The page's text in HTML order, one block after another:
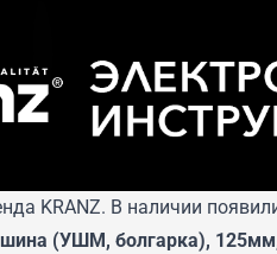
KRANZ. В наличии
(УШМ, болгарка), 125мм,